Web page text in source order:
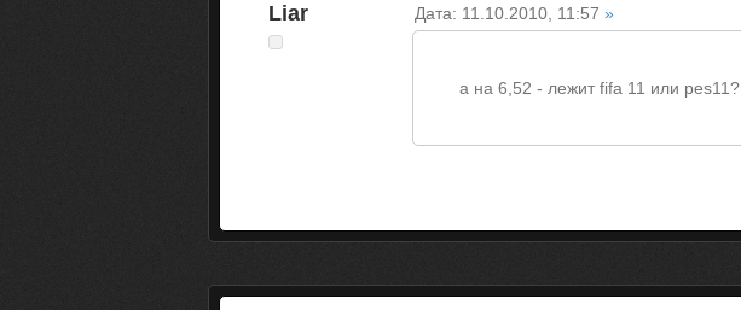
Liar Дата: 11.10.2010, 11:57 »
а на 6,52 - лежит fifa 11 или pes11?